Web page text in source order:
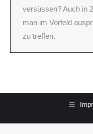
versüssen? Auch in
man im Vorfeld
zu treffen.